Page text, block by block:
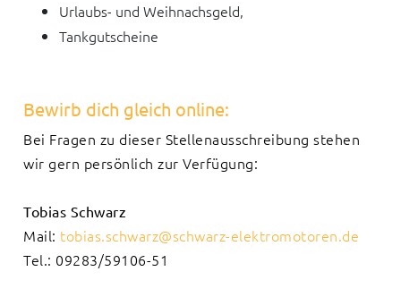
Urlaubs- und Weihnachsgeld,
Tankgutscheine
Bewirb dich gleich online:
Bei Fragen zu dieser Stellenausschreibung stehen
wir gern persönlich zur Verfügung:
Tobias Schwarz
Mail: tobias.schwarz@schwarz-elektromotoren.de
Tel.: 09283/59106-51